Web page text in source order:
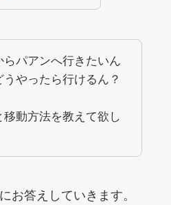
らパアンへ行きたいん
やったら行けるん？
移動方法を教えて欲し
お答えしていきます。